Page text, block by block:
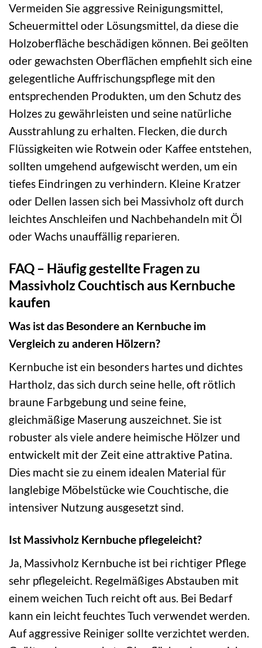
Vermeiden Sie aggressive Reinigungsmittel,
Scheuermittel oder Lösungsmittel, da diese die
Holzoberfläche beschädigen können. Bei geölten
oder gewachsten Oberflächen empfiehlt sich eine
gelegentliche Auffrischungspflege mit den
entsprechenden Produkten, um den Schutz des
Holzes zu gewährleisten und seine natürliche
Ausstrahlung zu erhalten. Flecken, die durch
Flüssigkeiten wie Rotwein oder Kaffee entstehen,
sollten umgehend aufgewischt werden, um ein
tiefes Eindringen zu verhindern. Kleine Kratzer
oder Dellen lassen sich bei Massivholz oft durch
leichtes Anschleifen und Nachbehandeln mit Öl
oder Wachs unauffällig reparieren.
FAQ – Häufig gestellte Fragen zu
Massivholz Couchtisch aus Kernbuche
kaufen
Was ist das Besondere an Kernbuche im
Vergleich zu anderen Hölzern?
Kernbuche ist ein besonders hartes und dichtes
Hartholz, das sich durch seine helle, oft rötlich
braune Farbgebung und seine feine,
gleichmäßige Maserung auszeichnet. Sie ist
robuster als viele andere heimische Hölzer und
entwickelt mit der Zeit eine attraktive Patina.
Dies macht sie zu einem idealen Material für
langlebige Möbelstücke wie Couchtische, die
intensiver Nutzung ausgesetzt sind.
Ist Massivholz Kernbuche pflegeleicht?
Ja, Massivholz Kernbuche ist bei richtiger Pflege
sehr pflegeleicht. Regelmäßiges Abstauben mit
einem weichen Tuch reicht oft aus. Bei Bedarf
kann ein leicht feuchtes Tuch verwendet werden.
Auf aggressive Reiniger sollte verzichtet werden.